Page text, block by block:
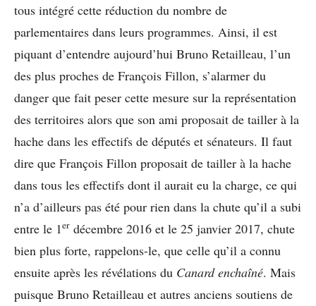
tous intégré cette réduction du nombre de
parlementaires dans leurs programmes. Ainsi, il est
piquant d’entendre aujourd’hui Bruno Retailleau, l’un
des plus proches de François Fillon, s’alarmer du
danger que fait peser cette mesure sur la représentation
des territoires alors que son ami proposait de tailler à la
hache dans les effectifs de députés et sénateurs. Il faut
dire que François Fillon proposait de tailler à la hache
dans tous les effectifs dont il aurait eu la charge, ce qui
n’a d’ailleurs pas été pour rien dans la chute qu’il a subi
entre le 1er décembre 2016 et le 25 janvier 2017, chute
bien plus forte, rappelons-le, que celle qu’il a connu
ensuite après les révélations du Canard enchaîné. Mais
puisque Bruno Retailleau et autres anciens soutiens de